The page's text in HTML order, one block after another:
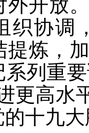
外开放
织协调
提炼，
系列重
更高水
十九